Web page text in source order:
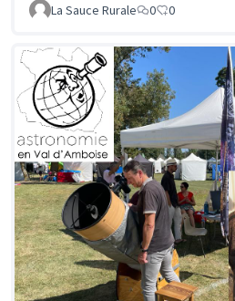
La Sauce Rurale
0 0